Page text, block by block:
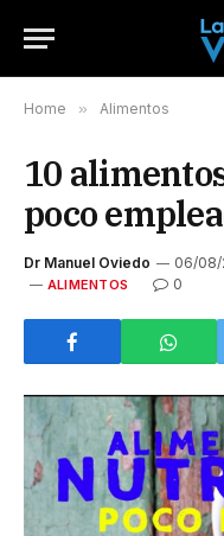
Home » Alimentos
10
poco
Dr Manuel Oviedo 06/08/
ALIMENTOS 0